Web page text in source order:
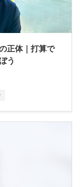
正体｜打算で
う